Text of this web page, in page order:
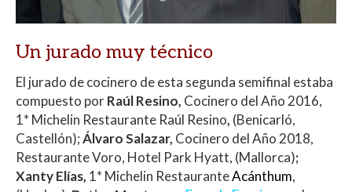
Un jurado muy técnico
El jurado de cocinero de esta segunda semifinal estaba
compuesto porRaúl Resino, Cocinero del Año 2016,
1* Michelin Restaurante Raúl Resino, (Benicarló,
Castellón);Álvaro Salazar, Cocinero del Año 2018,
Restaurante Voro, Hotel Park Hyatt, (Mallorca);
Xanty Elías, 1* Michelin RestauranteAcánthum,